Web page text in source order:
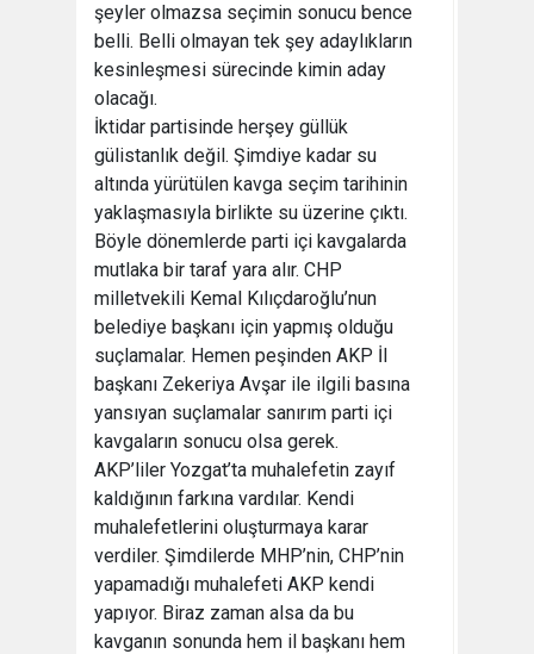
şeyler olmazsa seçimin sonucu bence
belli. Belli olmayan tek şey adaylıkların
kesinleşmesi sürecinde kimin aday
olacağı.
İktidar partisinde herşey güllük
gülistanlık değil. Şimdiye kadar su
altında yürütülen kavga seçim tarihinin
yaklaşmasıyla birlikte su üzerine çıktı.
Böyle dönemlerde parti içi kavgalarda
mutlaka bir taraf yara alır. CHP
milletvekili Kemal Kılıçdaroğlu’nun
belediye başkanı için yapmış olduğu
suçlamalar. Hemen peşinden AKP İl
başkanı Zekeriya Avşar ile ilgili basına
yansıyan suçlamalar sanırım parti içi
kavgaların sonucu olsa gerek.
AKP’liler Yozgat’ta muhalefetin zayıf
kaldığının farkına vardılar. Kendi
muhalefetlerini oluşturmaya karar
verdiler. Şimdilerde MHP’nin, CHP’nin
yapamadığı muhalefeti AKP kendi
yapıyor. Biraz zaman alsa da bu
kavganın sonunda hem il başkanı hem